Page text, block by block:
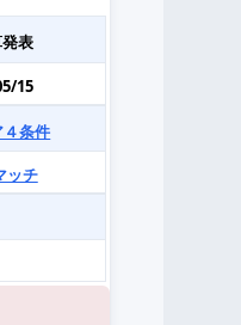
表
15
４条件
ッチ